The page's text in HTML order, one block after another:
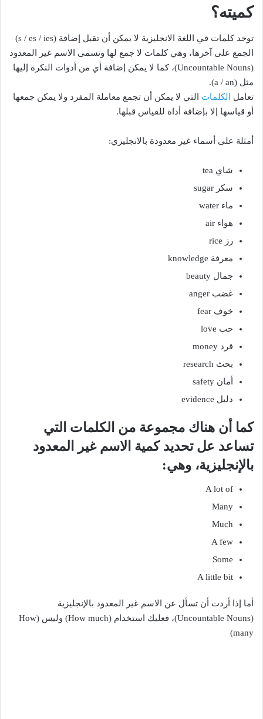
كميته؟
توجد كلمات في اللغة الانجليزية لا يمكن أن تقبل إضافة (s / es / ies)
الجمع على آخرها، وهي كلمات لا جمع لها وتسمى الاسم غير المعدود
(Uncountable Nouns)، كما لا يمكن إضافة أي من أدوات النكرة إليها
مثل (a / an).
تعامل
الكلمات
التي لا يمكن أن تجمع معاملة المفرد ولا يمكن جمعها
أو قياسها إلا بإضافة أداة للقياس قبلها.
أمثلة على أسماء غير معدودة بالانجليزي:
شاي tea
سكر sugar
ماء water
هواء air
رز rice
معرفة knowledge
جمال beauty
غضب anger
خوف fear
حب love
قرد money
بحث research
أمان safety
دليل evidence
كما أن هناك مجموعة من الكلمات التي
تساعد عل تحديد كمية الاسم غير المعدود
بالإنجليزية، وهي:
A lot of
Many
Much
A few
Some
A little bit
أما إذا أردت أن تسأل عن الاسم غير المعدود بالإنجليزية
(Uncountable Nouns)، فعليك استخدام (How much) وليس (How
many)